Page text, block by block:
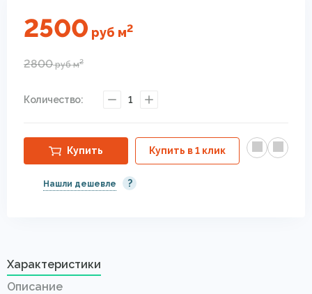
2500 руб м2
2800рубм2
Количество: 1
Купить Купить в 1 клик
Нашли дешевле ?
Характеристики
Описание